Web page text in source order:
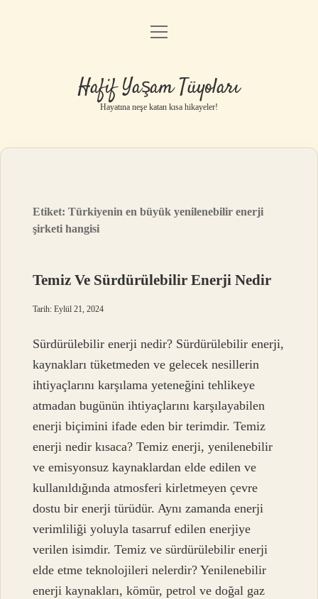
Anasayfa
Yasal Uyarı
menüyü
Hafif Yaşam Tüyoları
Hayatına neşe katan kısa hikayeler!
Etiket:Türkiyenin en büyük yenilenebilir enerji
şirketi hangisi
Temiz Ve Sürdürülebilir Enerji Nedir
Tarih: Eylül 21, 2024
Sürdürülebilir enerji nedir? Sürdürülebilir enerji,
kaynakları tüketmeden ve gelecek nesillerin
ihtiyaçlarını karşılama yeteneğini tehlikeye
atmadan bugünün ihtiyaçlarını karşılayabilen
enerji biçimini ifade eden bir terimdir. Temiz
enerji nedir kısaca? Temiz enerji, yenilenebilir
ve emisyonsuz kaynaklardan elde edilen ve
kullanıldığında atmosferi kirletmeyen çevre
dostu bir enerji türüdür. Aynı zamanda enerji
verimliliği yoluyla tasarruf edilen enerjiye
verilen isimdir. Temiz ve sürdürülebilir enerji
elde etme teknolojileri nelerdir? Yenilenebilir
enerji kaynakları, kömür, petrol ve doğal gaz